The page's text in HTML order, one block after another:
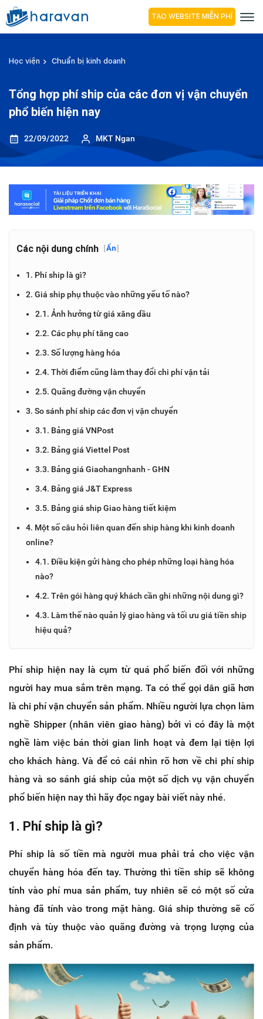
TẠO WEBSITE MIỄN PHÍ
Học viện Chuẩn bị kinh doanh
Tổng hợp phí ship của các đơn vị vận chuyển
phổ biến hiện nay
22/09/2022 MKT Ngan
Các nội dung chính [Ẩn]
1. Phí ship là gì?
2. Giá ship phụ thuộc vào những yếu tố nào?
2.1. Ảnh hưởng từ giá xăng dầu
2.2. Các phụ phí tăng cao
2.3. Số lượng hàng hóa
2.4. Thời điểm cũng làm thay đổi chi phí vận tải
2.5. Quãng đường vận chuyển
3. So sánh phí ship các đơn vị vận chuyển
3.1. Bảng giá VNPost
3.2. Bảng giá Viettel Post
3.3. Bảng giá Giaohangnhanh - GHN
3.4. Bảng giá J&T Express
3.5. Bảng giá ship Giao hàng tiết kiệm
4. Một số câu hỏi liên quan đến ship hàng khi kinh doanh
online?
4.1. Điều kiện gửi hàng cho phép những loại hàng hóa
nào?
4.2. Trên gói hàng quý khách cần ghi những nội dung gì?
4.3. Làm thế nào quản lý giao hàng và tối ưu giá tiền ship
hiệu quả?
Phí ship hiện nay là cụm từ quá phổ biến đối với những
người hay mua sắm trên mạng. Ta có thể gọi dân giã hơn
là chi phí vận chuyển sản phẩm. Nhiều người lựa chọn làm
nghề Shipper (nhân viên giao hàng) bởi vì có đây là một
nghề làm việc bán thời gian linh hoạt và đem lại tiện lợi
cho khách hàng. Và để có cái nhìn rõ hơn về chi phí ship
hàng và so sánh giá ship của một số dịch vụ vận chuyển
phổ biến hiện nay thì hãy đọc ngay bài viết này nhé.
1. Phí ship là gì?
Phí ship là số tiền mà người mua phải trả cho việc vận
chuyển hàng hóa đến tay. Thường thì tiền ship sẽ không
tính vào phí mua sản phẩm, tuy nhiên sẽ có một số cửa
hàng đã tính vào trong mặt hàng. Giá ship thường sẽ cố
định và tùy thuộc vào quãng đường và trọng lượng của
sản phẩm.